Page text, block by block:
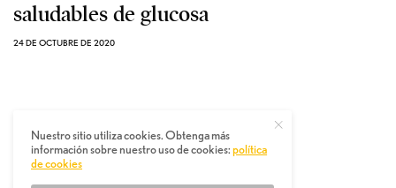
saludables de glucosa
24 DE OCTUBRE DE 2020
Nuestro sitio utiliza cookies. Obtenga más
información sobre nuestro uso de cookies:política
de cookies